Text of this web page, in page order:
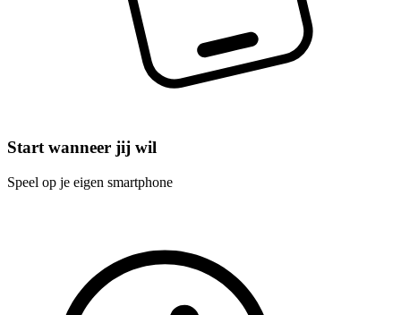
Start wanneer jij wil
Speel op je eigen smartphone